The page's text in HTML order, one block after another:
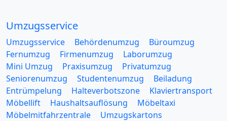
Umzugsservice
Umzugsservice Behördenumzug
Büroumzug
Fernumzug
Firmenumzug
Laborumzug
Mini Umzug
Praxisumzug
Privatumzug
Seniorenumzug
Studentenumzug
Beiladung
Entrümpelung
Halteverbotszone
Klaviertransport
Möbellift
Haushaltsauflösung
Möbeltaxi
Möbelmitfahrzentrale
Umzugskartons